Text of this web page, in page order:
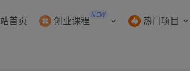
首页 创业课程 NEW 热门项目